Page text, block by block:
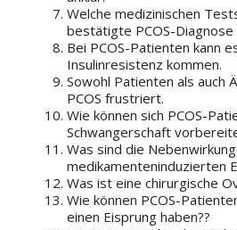
Welche medizinischen
bestätigte PCOS-Diagnose
Bei PCOS-Patienten kann
Insulinresistenz kommen.
Sowohl Patienten als auch
PCOS frustriert.
Wie können sich PCOS-
Schwangerschaft
Was sind die
medikamenteninduzierten
Was ist eine chirurgische
Wie können PCOS-
einen Eisprung haben??